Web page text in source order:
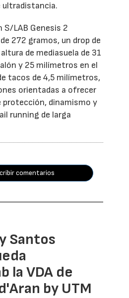
ultradistancia.
S/LAB Genesis 2
272 gramos, un drop de
de mediasuela de 31
y 25 milímetros en el
tacos de 4,5 milímetros,
orientadas a ofrecer
protección, dinamismo y
running de larga
comentarios
Santos
la VDA de
by UTM